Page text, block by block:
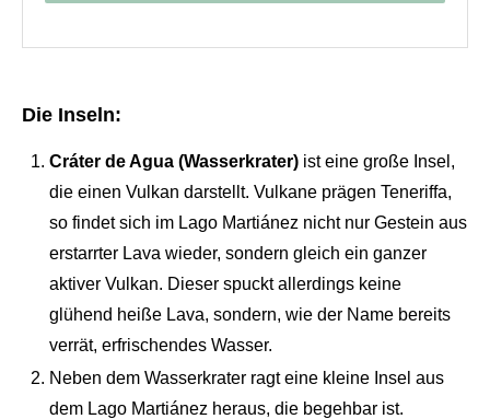
Die Inseln:
Cráter de Agua (Wasserkrater) ist eine große Insel,
die einen Vulkan darstellt. Vulkane prägen Teneriffa,
so findet sich im Lago Martiánez nicht nur Gestein aus
erstarrter Lava wieder, sondern gleich ein ganzer
aktiver Vulkan. Dieser spuckt allerdings keine
glühend heiße Lava, sondern, wie der Name bereits
verrät, erfrischendes Wasser.
Neben dem Wasserkrater ragt eine kleine Insel aus
dem Lago Martiánez heraus, die begehbar ist.